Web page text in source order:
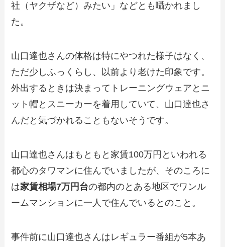
社（ヤクザなど）みたい」などとも囁かれまし
た。
山口達也さんの体格は特にやつれた様子はなく、
ただ少しふっくらし、以前より老けた印象です。
外出するときは決まってトレーニングウェアとニ
ット帽とスニーカーを着用していて、山口達也さ
んだと気づかれることもないそうです。
山口達也さんはもともと家賃100万円といわれる
都心のタワマンに住んでいましたが、そのころに
は家賃相場7万円台の都内のとある地区でワンル
ームマンションに一人で住んでいるとのこと。
事件前に山口達也さんはレギュラー番組が5本あ